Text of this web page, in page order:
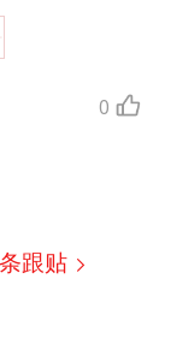
0
条跟贴